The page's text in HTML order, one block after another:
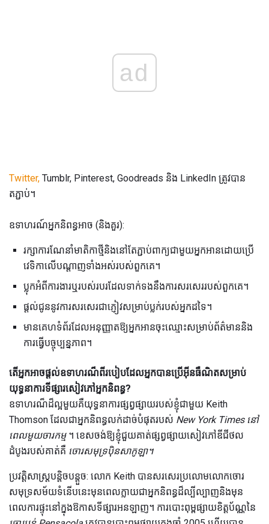
ad
Twitter, Tumblr, Pinterest, Goodreads និង LinkedIn ត្រូវបាន
តភ្ជាប់។
ឧទាហរណ៍អ្នកនិពន្ធអាច (និងគួរ):
រក្សាការណែនាំមាតិកាថ្មីនិងនៅតែភ្ជាប់ពាក្យជាមួយអ្នកអានដោយប្រើ
វេទិកាលើបណ្តាញទាំងអស់របស់ពួកគេ។
ប្លុកអំពីការងារឬរបស់របរដែលទាក់ទងនឹងការសរសេររបស់ពួកគេ។
ផ្តល់ជូននូវការសរសេរជាភ្ញៀវសម្រាប់ប្លក់របស់អ្នកដទៃ។
មានគេហទំព័រដែលអនុញ្ញាតឱ្យអ្នកអានចុះឈ្មោះសម្រាប់ព័ត៌មាននិង
ការធ្វើបច្ចុប្បន្នភាព។
តើអ្នកអាចផ្តល់ឧទាហរណ៏ពីរបៀបដែលអ្នកបានប្រើអ៊ីនធឺណិតសម្រាប់
យុទ្ធនាការទីផ្សារសៀវភៅអ្នកនិពន្ធ?
ឧទាហរណ៏ដ៏ល្អមួយគឺយុទ្ធនាការផ្សព្វផ្សាយរបស់ខ្ញុំជាមួយ Keith
Thomson ដែលជាអ្នកនិពន្ធលក់ដាច់បំផុតរបស់ New York Times នៅ
ពេលមួយចារកម្ម។ ខេសចង់ឱ្យខ្ញុំជួយគាត់ផ្សព្វផ្សាយសៀវភៅឌីជីថល
ដំបូងរបស់គាត់គឺ ចោរសមុទ្រប៉ិនសាកូឡា។
ប្រវត្តិសាស្រ្តបន្តិចបន្តួច: លោក Keith បានសរសេរប្រលោមលោកចោរ
សមុទ្រសម័យទំនើបនេះមុនពេលក្លាយជាអ្នកនិពន្ធដ៏ល្បីល្បាញនិងមុន
ពេលការផ្ទុះនៅក្នុងឱកាសទីផ្សារអនឡាញ។ ការបោះពុម្ពផ្សាយខិត្តប័ណ្ណនៃ